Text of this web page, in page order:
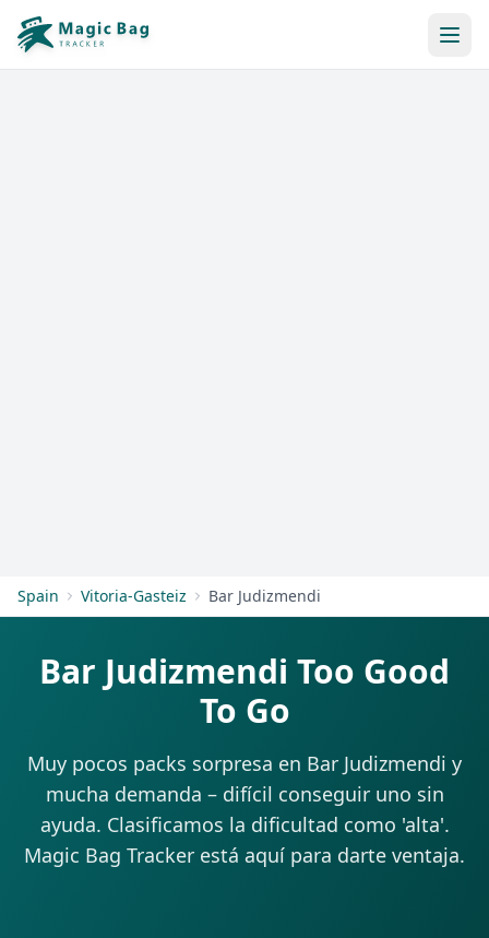
Spain Vitoria-Gasteiz Bar Judizmendi
Bar Judizmendi Too Good
To Go
Muy pocos packs sorpresa en Bar Judizmendi y
mucha demanda – difícil conseguir uno sin
ayuda. Clasificamos la dificultad como 'alta'.
Magic Bag Tracker está aquí para darte ventaja.